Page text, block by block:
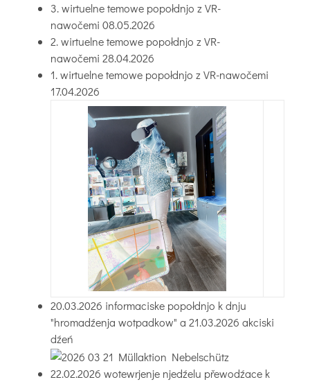
3. wirtuelne temowe popołdnjo z VR-
nawočemi 08.05.2026
2. wirtuelne temowe popołdnjo z VR-
nawočemi 28.04.2026
1. wirtuelne temowe popołdnjo z VR-nawočemi
17.04.2026
20.03.2026 informaciske popołdnjo k dnju
"hromadźenja wotpadkow" a 21.03.2026 akciski
dźeń
22.02.2026 wotewrjenje njedźelu přewodźace k